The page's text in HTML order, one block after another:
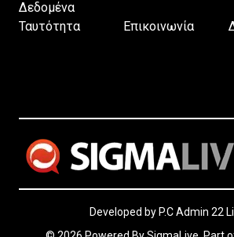
Δεδομένα
Ταυτότητα Επικοινωνία
Developed by P.C Admin 22